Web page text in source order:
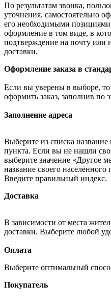
По результатам звонка,
уточнения, самостоятельно
его необходимыми
оформление в том виде, в
подтверждение на почту или
доставки.
Оформление заказа в
Если вы уверены в выборе, то
оформить заказ, заполнив по
Заполнение адреса
Выберите из списка
пункта. Если вы не нашли
выберите значение «Другое
название своего
Введите правильный индекс.
Доставка
В зависимости от места
доставки. Выберите любой
Оплата
Выберите оптимальный
Покупатель